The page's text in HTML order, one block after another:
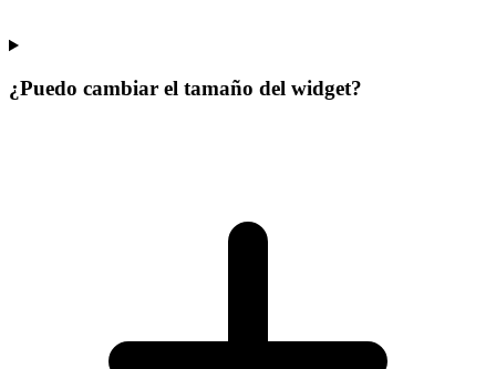
¿Puedo cambiar el tamaño del widget?